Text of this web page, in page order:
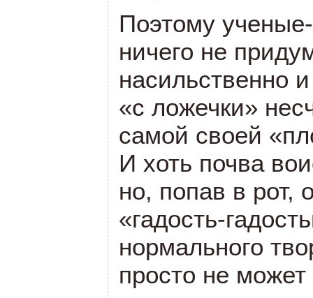
Поэтому
ничего не
насильственно
«с ложечки»
самой своей
И хоть почва
но, попав в рот,
«гадость-
нормального
просто не